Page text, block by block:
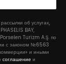
об услугах,
BAY,
Turizm A.Ş. по
с законом №6563
и иными
соглашение и